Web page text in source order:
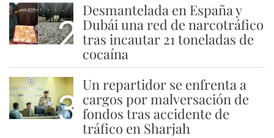
2
Desmantelada en España y
Dubái una red de narcotráfico
tras incautar 21 toneladas de
cocaína
3
Un repartidor se enfrenta a
cargos por malversación de
fondos tras accidente de
tráfico en Sharjah